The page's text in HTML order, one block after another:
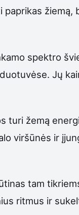
žiemą,
spektro
Jų
turi žemą
viršūnės ir
tam
ritmus ir